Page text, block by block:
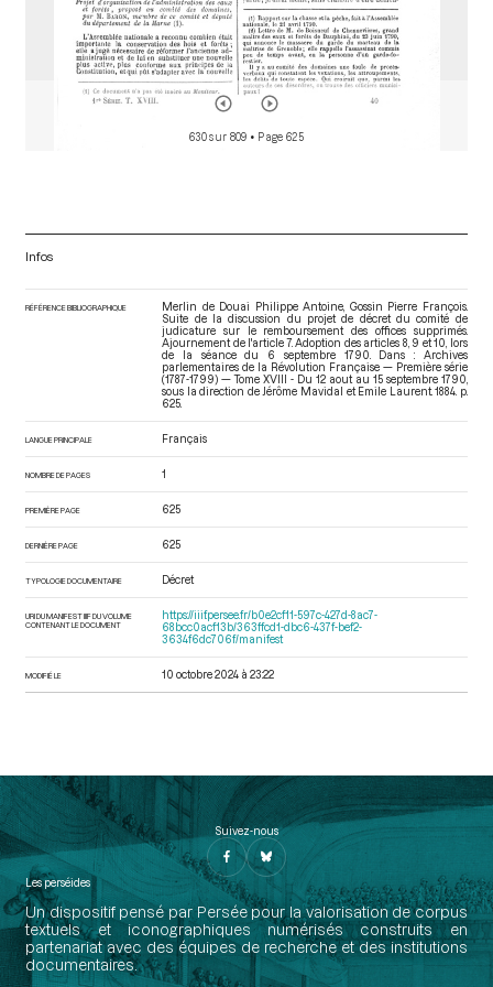
630 sur 809 • Page 625
Infos
RÉFÉRENCE BIBLIOGRAPHIQUE
Merlin de Douai Philippe Antoine, Gossin Pierre François.
Suite de la discussion du projet de décret du comité de
judicature sur le remboursement des offices supprimés.
Ajournement de l'article 7. Adoption des articles 8, 9 et 10, lors
de la séance du 6 septembre 1790. Dans : Archives
parlementaires de la Révolution Française — Première série
(1787-1799) — Tome XVIII - Du 12 aout au 15 septembre 1790
sous la direction de Jérôme Mavidal et Emile Laurent. 1884. p.
625.
LANGUE PRINCIPALE Français
NOMBRE DE PAGES 1
PREMIÈRE PAGE 625
DERNIÈRE PAGE 625
TYPOLOGIE DOCUMENTAIRE Décret
URI DU MANIFEST IIIF DU VOLUME
CONTENANT LE DOCUMENT
https://iiif.persee.fr/b0e2cf11-597c-427d-8ac7-
68bcc0acf13b/363ffcd1-dbc6-437f-bef2-
3634f6dc706f/manifest
MODIFIÉ LE 10 octobre 2024 à 23:22
Suivez-nous
Les perséides
Un dispositif pensé par Persée pour la valorisation de corpus
textuels et iconographiques numérisés construits en
partenariat avec des équipes de recherche et des institutions
documentaires.